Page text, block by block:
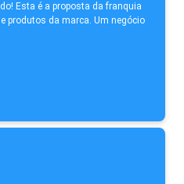
Esta é a proposta da franquia
produtos da marca. Um negócio